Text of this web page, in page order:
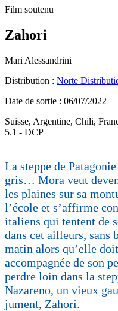
Film soutenu
Zahori
Mari Alessandrini
Distribution : Norte
Date de sortie : 06/07/2022
Suisse, Argentine, Chili,
5.1 - DCP
La steppe de
gris… Mora veut
les plaines sur sa
l’école et s’affirme
italiens qui tentent de
dans cet ailleurs, sans
matin alors qu’elle
accompagnée de son
perdre loin dans la
Nazareno, un vieux
jument, Zahorí.